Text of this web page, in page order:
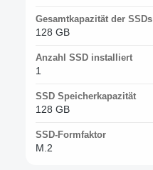
Gesamtkapazität der SSDs
128 GB
Anzahl SSD installiert
1
SSD Speicherkapazität
128 GB
SSD-Formfaktor
M.2